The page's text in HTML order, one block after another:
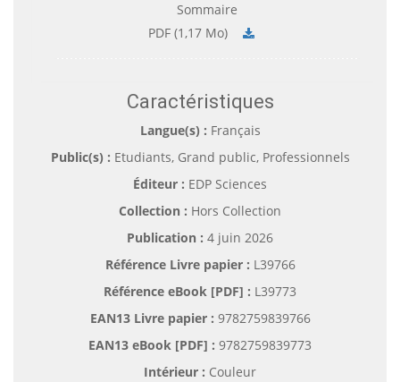
Sommaire
PDF (1,17 Mo)
Caractéristiques
Langue(s) : Français
Public(s) : Etudiants, Grand public, Professionnels
Éditeur : EDP Sciences
Collection : Hors Collection
Publication : 4 juin 2026
Référence Livre papier : L39766
Référence eBook [PDF] : L39773
EAN13 Livre papier : 9782759839766
EAN13 eBook [PDF] : 9782759839773
Intérieur : Couleur